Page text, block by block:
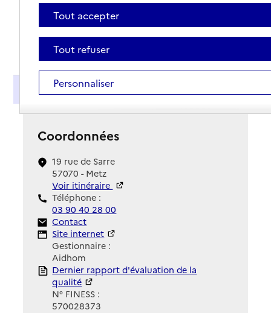
Présentation
Coordonnées
19 rue de Sarre
57070 - Metz
Voir itinéraire
Téléphone :
03 90 40 28 00
Contact
Contact
Site Internet
Site internet
Gestionnaire :
Aidhom
Rapport HAS
Dernier rapport d'évaluation de la
qualité
N° FINESS :
570028373
Tout accepter
Tout refuser
Personnaliser